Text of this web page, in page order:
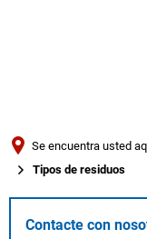
Se encuentra usted
Tipos de residuos
Tipos
Contacte con